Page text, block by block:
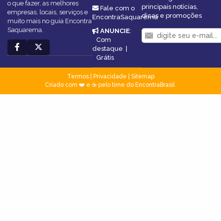
o que fazer, as melhores
empresas, locais, serviços e
muito mais no guia Encontra
Saquarema.
Fale com o
EncontraSaquarema
ANUNCIE:
Com
destaque |
Grátis
principais notícias,
dicas e promoções
Termos| Privacidade
Sitemap
Criado com ❤️ e ☕ pelo time do EncontraBrasil